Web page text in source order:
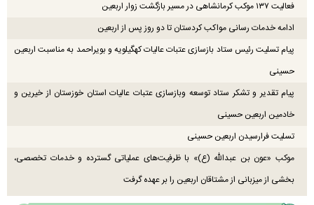
فعالیت ۱۳۷ موکب کرمانشاهی در مسیر بازگشت زوار اربعین
ادامه خدمات رسانی مواکب کردستان تا دو روز پس از اربعین
پیام تسلیت رئیس ستاد بازسازی عتبات عالیات کهگیلویه و بویراحمد به مناسبت اربعین
حسینی
پیام تقدیر و تشکر ستاد توسعه وبازسازی عتبات عالیات استان خوزستان از خیرین و
خادمین اربعین حسینی
تسلیت فرارسیدن اربعین حسینی
موکب «عون بن عبدالله (ع)» با ظرفیت‌های عملیاتی گسترده و خدمات تخصصی،
بخشی از میزبانی از مشتاقان اربعین را بر عهده گرفت